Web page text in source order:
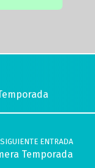
SIGUIENTE ENTRADA
Temporada